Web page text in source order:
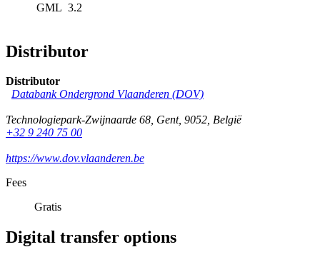
GML 3.2
Distributor
Distributor
Databank Ondergrond Vlaanderen (DOV)
Technologiepark-Zwijnaarde 68, Gent, 9052, België
+32 9 240 75 00
https://www.dov.vlaanderen.be
Fees
Gratis
Digital transfer options